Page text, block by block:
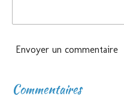
Envoyer un commentaire
Commentaires